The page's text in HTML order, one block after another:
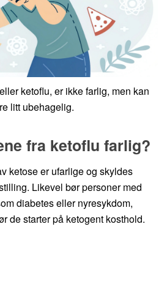
ketoflu, er ikke farlig, men kan
litt ubehagelig.
fra ketoflu farlig?
ketose er ufarlige og skyldes
Likevel bør personer med
diabetes eller nyresykdom,
de starter på ketogent kosthold.